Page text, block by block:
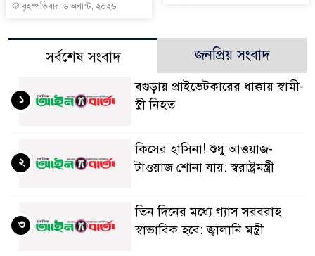
বৃহস্পতিবার, ৬ অগাস্ট, ২০২৬
সর্বশেষ সংবাদ জনপ্রিয় সংবাদ
বগুড়ায় প্রাইভেটকারের ধাক্কায় স্বামী-
স্ত্রী নিহত
১
কিসের হাসিনা! শুধু আওয়াজ-
টাওয়াজ শোনা যায়: স্বরাষ্ট্রমন্ত্রী
২
তিন দিনের মধ্যে গ্যাস সরবরাহ
স্বাভাবিক হবে: জ্বালানি মন্ত্রী
৩